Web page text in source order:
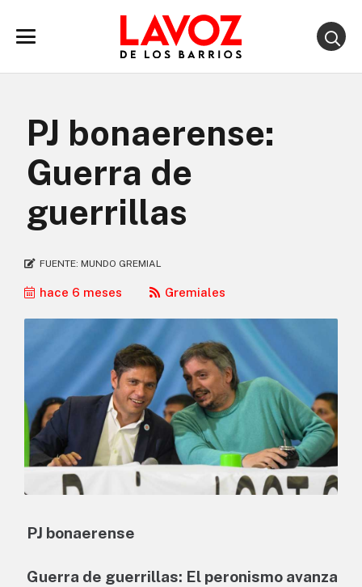
PJ bonaerense:
Guerra de
guerrillas
FUENTE: MUNDO GREMIAL
hace 6 meses Gremiales
PJ bonaerense
Guerra de guerrillas: El peronismo avanza